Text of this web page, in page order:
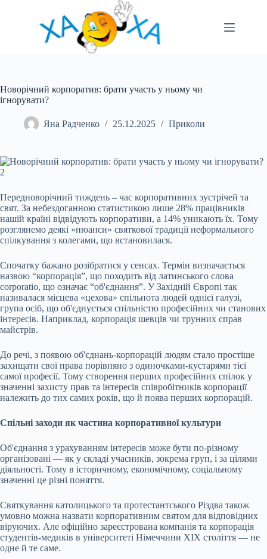
Новорічний корпоратив: брати участь у ньому чи
ігнорувати?
Яна Радченко 25.12.2025 Приколи
Передноворічний тиждень – час корпоративних зустрічей та
свят. За небездоганною статистикою лише 28% працівників
нашій країні відвідують корпоративи, а 14% уникають їх. Тому
розглянемо деякі «нюанси» святкової традиції неформального
спілкування з колегами, що встановилася.
Спочатку бажано розібратися у сенсах. Термін визначається
назвою “корпорація”, що походить від латинського слова
сorporatio, що означає “об'єднання”. У Західній Європі так
називалася місцева «цехова» спільнота людей однієї галузі,
група осіб, що об'єднується спільністю професійних чи станових
інтересів. Наприклад, корпорація шевців чи трунних справ
майстрів.
До речі, з появою об'єднань-корпорацій людям стало простіше
захищати свої права порівняно з одиночками-кустарями тієї
самої професії. Тому створення перших професійних спілок у
значенні захисту прав та інтересів співробітників корпорації
належить до тих самих років, що й поява перших корпорацій.
Спільні заходи як частина корпоративної культури
Об'єднання з урахуванням інтересів може бути по-різному
організовані — як у складі учасників, зокрема груп, і за цілями
діяльності. Тому в історичному, економічному, соціальному
значенні це різні поняття.
Святкування католицького та протестантського Різдва також
умовно можна назвати корпоративним святом для відповідних
віруючих. Але офіційно зареєстрована компанія та корпорація
студентів-медиків в університеті Німеччини ХІХ століття — не
одне й те саме.